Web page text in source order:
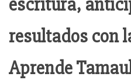
resultados con
Aprende